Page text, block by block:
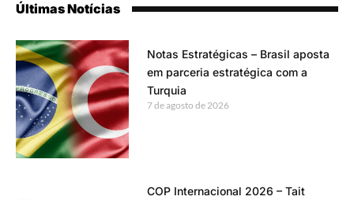
Últimas Notícias
Notas Estratégicas – Brasil aposta
em parceria estratégica com a
Turquia
7 de agosto de 2026
COP Internacional 2026 – Tait